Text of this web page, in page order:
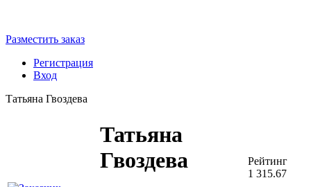
Разместить заказ
Регистрация
Вход
Татьяна Гвоздева
Татьяна
Гвоздева
Рейтинг
1 315.67